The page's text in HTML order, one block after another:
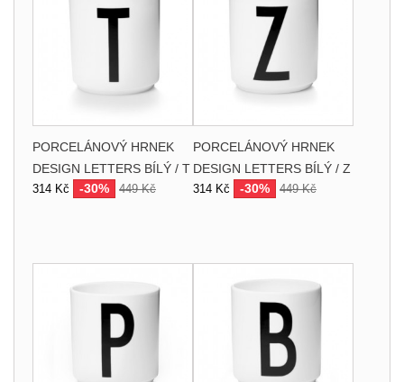
PORCELÁNOVÝ HRNEK
DESIGN LETTERS BÍLÝ / T
314 Kč -30% 449 Kč
PORCELÁNOVÝ HRNEK
DESIGN LETTERS BÍLÝ / Z
314 Kč -30% 449 Kč